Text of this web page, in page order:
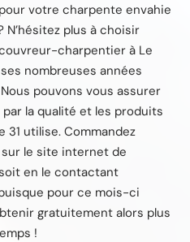
votre charpente envahie
plus à choisir
charpentier à Le
nombreuses années
pouvons vous assurer
la qualité et les produits
31 utilise. Commandez
le site internet de
en le contactant
pour ce mois-ci
gratuitement alors plus
!